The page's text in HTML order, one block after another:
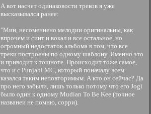
А вот насчет одинаковости треков я уже
высказывался ранее:
"Мин, несоменнено мелодии оригинальны, как
впрочем и синт и вокал и все остальное, но
огромный недостаток альбома в том, что все
треки построены по одному шаблону. Именно это
и приводит к тошноте. Происходит тоже самое,
что и с Punjabi MC, который поначалу всем
казался таким неповторимым. А кто он сейчас? Да
про него забыли, лишь только потому что его Jogi
было один к одному Mudian To Be Kee (точное
названеи не помню, сорри).